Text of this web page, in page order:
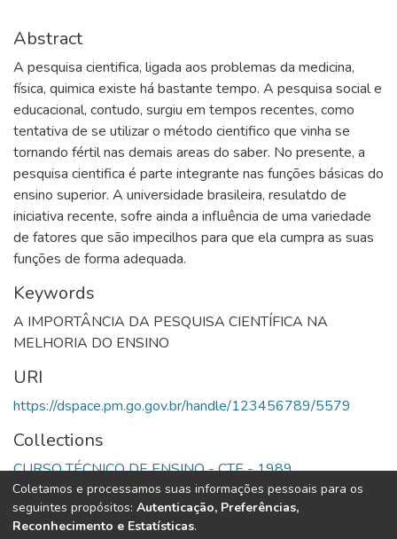
Abstract
A pesquisa cientifica, ligada aos problemas da medicina,
física, quimica existe há bastante tempo. A pesquisa social e
educacional, contudo, surgiu em tempos recentes, como
tentativa de se utilizar o método cientifico que vinha se
tornando fértil nas demais areas do saber. No presente, a
pesquisa cientifica é parte integrante nas funções básicas do
ensino superior. A universidade brasileira, resulatdo de
iniciativa recente, sofre ainda a influência de uma variedade
de fatores que são impecilhos para que ela cumpra as suas
funções de forma adequada.
Keywords
А IMPORTÂNCIA DA PESQUISA CIENTÍFICA NA
MELHORIA DO ENSINO
URI
https://dspace.pm.go.gov.br/handle/123456789/5579
Collections
CURSO TÉCNICO DE ENSINO - CTE - 1989
Full item page
Coletamos e processamos suas informações pessoais para os
seguintes propósitos: Autenticação, Preferências,
Reconhecimento e Estatísticas.